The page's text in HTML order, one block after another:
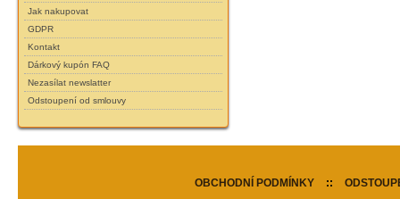
Jak nakupovat
GDPR
Kontakt
Dárkový kupón FAQ
Nezasílat newslatter
Odstoupení od smlouvy
OBCHODNÍ PODMÍNKY ::